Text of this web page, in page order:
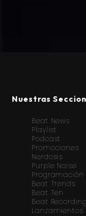
Nuestras
Beat News
Playlist
Podcast
Promociones
Nerdosis
Purple Noise
Programación
Beat Trends
Beat Ten
Beat
Lanzamientos